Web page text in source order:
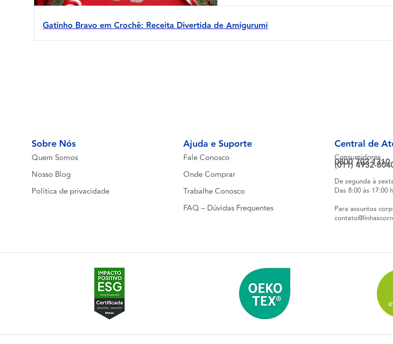
Gatinho Bravo em Crochê: Receita Divertida de Amigurumi
Sobre Nós
Quem Somos
Nosso Blog
Política de privacidade
Ajuda e Suporte
Fale Conosco
Onde Comprar
Trabalhe Conosco
FAQ – Dúvidas Frequentes
Central de
Consumidores
0800 702 1310
(011) 4932-
De segunda à
Das 8:00 às 17:00
Para assuntos